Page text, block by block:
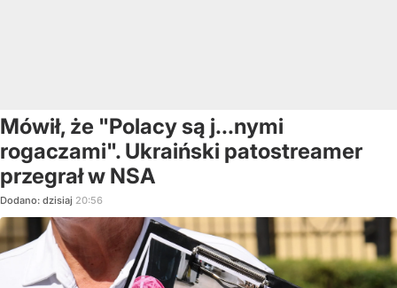
Mówił, że "Polacy są j...nymi
rogaczami". Ukraiński patostreamer
przegrał w NSA
Dodano: dzisiaj 20:56